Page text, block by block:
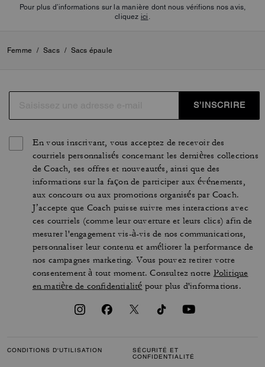
Pour plus d’informations sur la manière dont nous vérifions nos avis,
cliquez ici
Femme / Sacs / Sacs épaule
S’INSCRIRE
En vous inscrivant, vous acceptez de recevoir des
courriels personnalisés concernant les dernières collections
de Coach, ses offres et nouveautés, ainsi que des
informations sur la façon de participer aux événements,
aux concours ou aux promotions organisés par Coach.
J’accepte que Coach puisse suivre mes interactions avec
ces courriels (comme leur ouverture et leurs clics) afin de
mesurer l'engagement vis-à-vis de nos communications,
personnaliser leur contenu et améliorer la performance de
nos campagnes marketing. Vous pouvez retirer votre
consentement à tout moment. Consultez notre Politique
en matière de confidentialité pour plus d'informations.
CONDITIONS D'UTILISATION
SÉCURITÉ ET
CONFIDENTIALITÉ